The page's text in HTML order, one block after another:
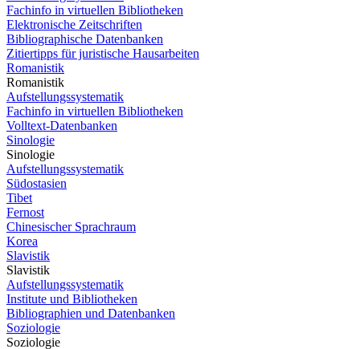
Fachinfo in virtuellen Bibliotheken
Elektronische Zeitschriften
Bibliographische Datenbanken
Zitiertipps für juristische Hausarbeiten
Romanistik
Romanistik
Aufstellungssystematik
Fachinfo in virtuellen Bibliotheken
Volltext-Datenbanken
Sinologie
Sinologie
Aufstellungssystematik
Südostasien
Tibet
Fernost
Chinesischer Sprachraum
Korea
Slavistik
Slavistik
Aufstellungssystematik
Institute und Bibliotheken
Bibliographien und Datenbanken
Soziologie
Soziologie